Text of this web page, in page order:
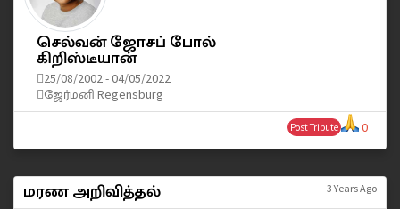
செல்வன் ஜோசப் போல்
கிறிஸ்டீயான்
25/08/2002 - 04/05/2022
ஜேர்மனி Regensburg
0
Post Tribute
மரண அறிவித்தல் 3 Years Ago